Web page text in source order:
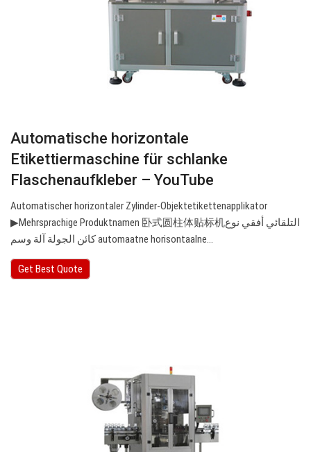
Automatische horizontale
Etikettiermaschine für schlanke
Flaschenaufkleber – YouTube
Automatischer horizontaler Zylinder-Objektetikettenapplikator
▶Mehrsprachige Produktnamen 卧式圆柱体贴标机التلقائي أفقي نوع
كائن الجولة آلة وسم automaatne horisontaalne…
Get Best Quote